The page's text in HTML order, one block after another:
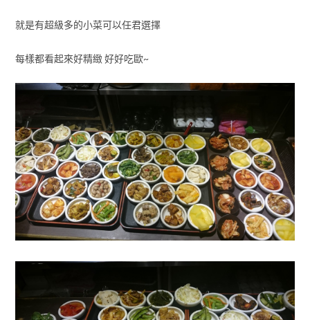
就是有超級多的小菜可以任君選擇
每樣都看起來好精緻 好好吃歐~